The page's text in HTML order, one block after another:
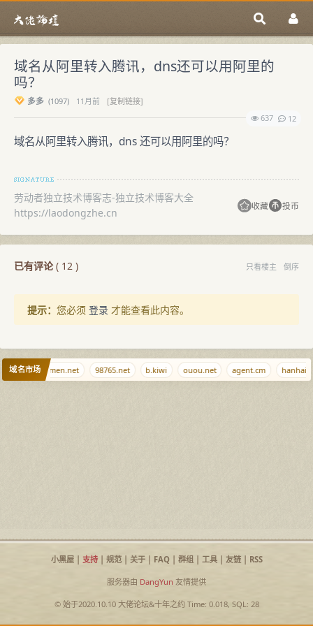
域名从阿里转入腾讯，dns还可以用阿里的
吗？
多多 (1097) 11月前
[复制链接]
637
12
域名从阿里转入腾讯，dns 还可以用阿里的吗？
劳动者独立技术博客志-独立技术博客大全
https://laodongzhe.cn
收藏 投币
已有评论( 12 ) 只看楼主 倒序
提示： 您必须 登录 才能查看此内容。
域名市场haimen.net 98765.net b.kiwi ouou.net agent.cm
小黑屋| 支持| 规范| 关于| FAQ| 群组| 工具| 友链| RSS
服务器由 DangYun 友情提供
© 始于2020.10.10 大佬论坛&十年之约Time: 0.018, SQL: 28